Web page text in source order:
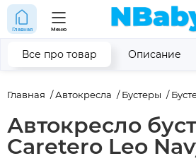
Главная Меню
Главная Автокресла Бустеры
Автокресло
Caretero Leo
Все про товар Описание